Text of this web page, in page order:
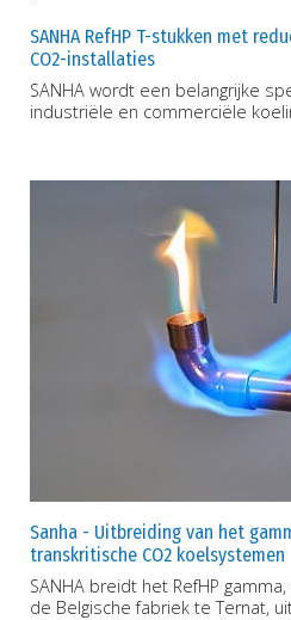
SANHA RefHP T-stukken met
CO2-installaties
SANHA wordt een belangrijke
industriële en commerciële
Sanha - Uitbreiding van het
transkritische CO2 koelsystemen
SANHA breidt het RefHP
de Belgische fabriek te Ternat,